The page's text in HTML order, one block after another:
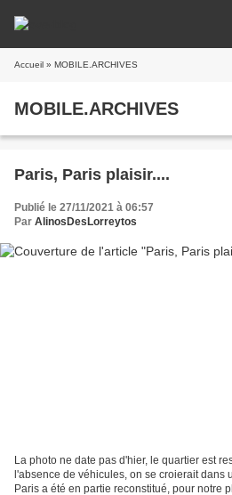
Accueil » MOBILE.ARCHIVES
MOBILE.ARCHIVES
Paris, Paris plaisir....
Publié le 27/11/2021 à 06:57
Par AlinosDesLorreytos
La photo ne date pas d'hier, le quartier est
l'absence de véhicules, on se croierait dans
Paris a été en partie reconstitué, pour notre plaisir. Visite à la capitale. Déjà